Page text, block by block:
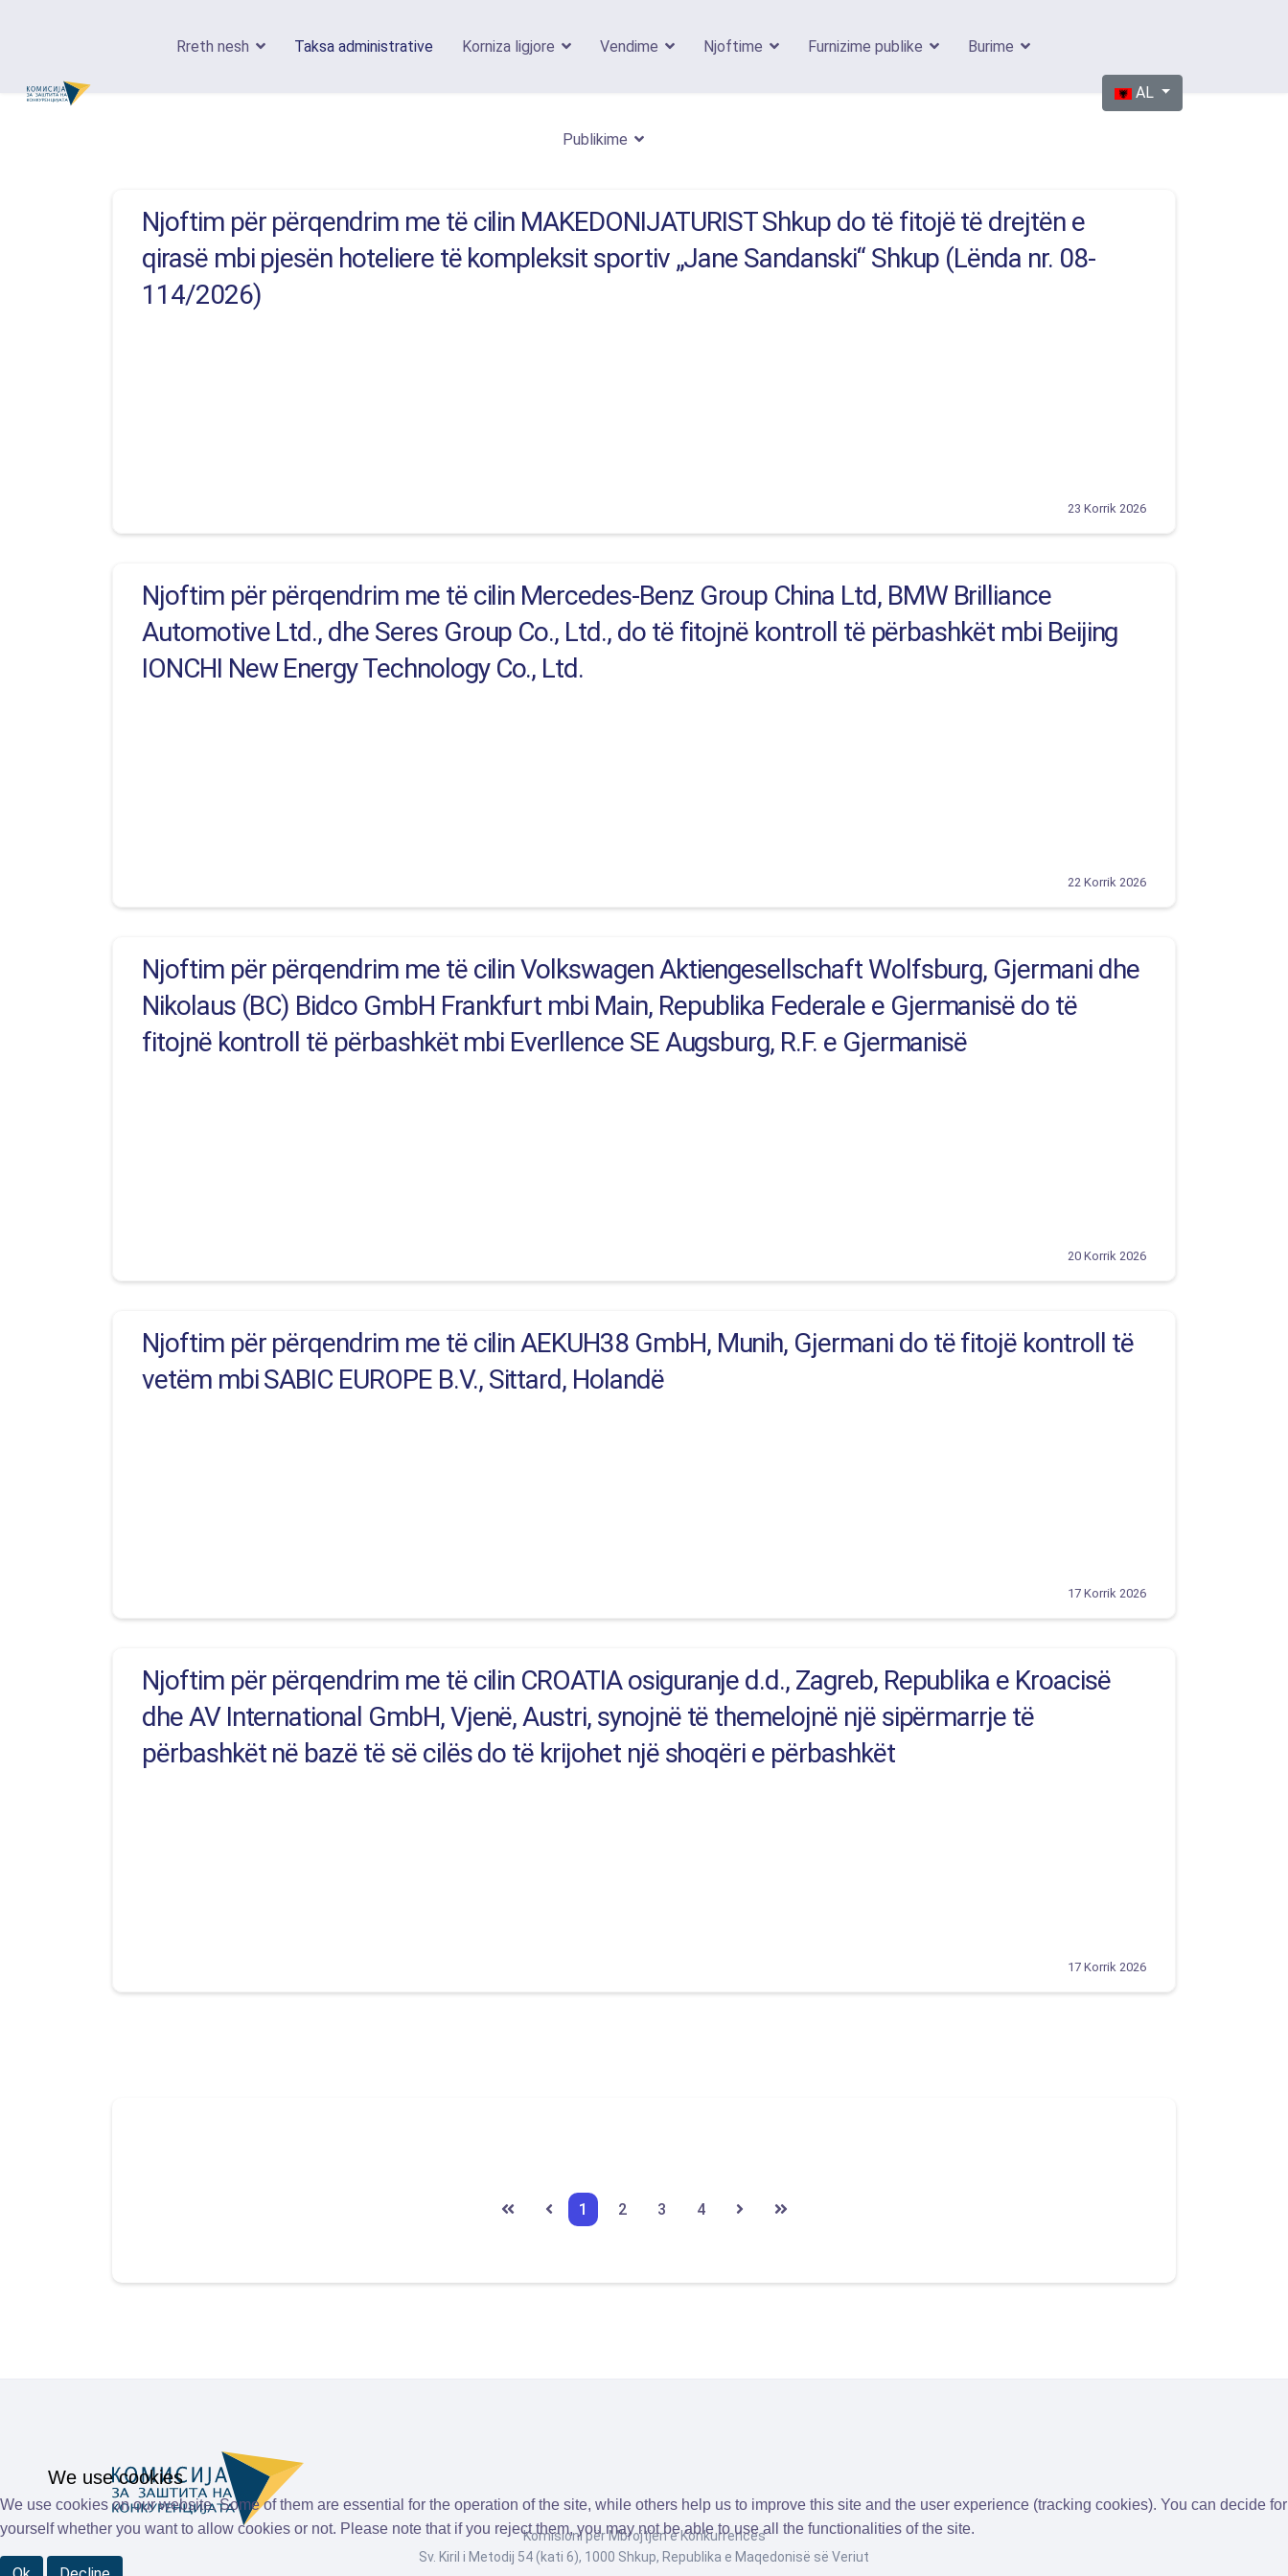
Rreth nesh Taksa administrative Korniza ligjore Vendime Njoftime Furnizime publike Burime
Publikime
Sélectionnez votre langue
AL
Njoftim për përqendrim me të cilin MAKEDONIJATURIST Shkup do të fitojë të drejtën e
qirasë mbi pjesën hoteliere të kompleksit sportiv „Jane Sandanski“ Shkup (Lënda nr. 08-
114/2026)
23 Korrik 2026
Njoftim për përqendrim me të cilin Mercedes-Benz Group China Ltd, BMW Brilliance
Automotive Ltd., dhe Seres Group Co., Ltd., do të fitojnë kontroll të përbashkët mbi Beijing
IONCHI New Energy Technology Co., Ltd.
22 Korrik 2026
Njoftim për përqendrim me të cilin Volkswagen Aktiengesellschaft Wolfsburg, Gjermani dhe
Nikolaus (BC) Bidco GmbH Frankfurt mbi Main, Republika Federale e Gjermanisë do të
fitojnë kontroll të përbashkët mbi Everllence SE Augsburg, R.F. e Gjermanisë
20 Korrik 2026
Njoftim për përqendrim me të cilin AEKUH38 GmbH, Munih, Gjermani do të fitojë kontroll të
vetëm mbi SABIC EUROPE B.V., Sittard, Holandë
17 Korrik 2026
Njoftim për përqendrim me të cilin CROATIA osiguranje d.d., Zagreb, Republika e Kroacisë
dhe AV International GmbH, Vjenë, Austri, synojnë të themelojnë një sipërmarrje të
përbashkët në bazë të së cilës do të krijohet një shoqëri e përbashkët
17 Korrik 2026
1 2 3 4
Komisioni për Mbrojtjen e Konkurrencës
Sv. Kiril i Metodij 54 (kati 6), 1000 Shkup, Republika e Maqedonisë së Veriut
We use cookies
We use cookies on our website. Some of them are essential for the operation of the site, while others help us to improve this site and the user experience (tracking cookies). You can decide for
yourself whether you want to allow cookies or not. Please note that if you reject them, you may not be able to use all the functionalities of the site.